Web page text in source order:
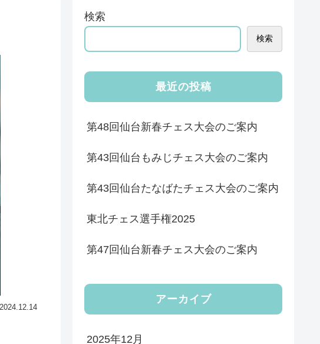
2024.12.14
検索
検索
最近の投稿
第48回仙台新春チェス大会のご案内
第43回仙台もみじチェス大会のご案内
第43回仙台たなばたチェス大会のご案内
東北チェス選手権2025
第47回仙台新春チェス大会のご案内
アーカイブ
2025年12月